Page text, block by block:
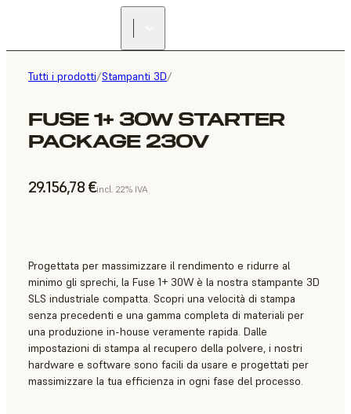
Tutti i prodotti/Stampanti 3D/
FUSE 1+ 30W STARTER
PACKAGE 230V
29.156,78 €incl. 22% IVA
Progettata per massimizzare il rendimento e ridurre al
minimo gli sprechi, la Fuse 1+ 30W è la nostra stampante 3D
SLS industriale compatta. Scopri una velocità di stampa
senza precedenti e una gamma completa di materiali per
una produzione in-house veramente rapida. Dalle
impostazioni di stampa al recupero della polvere, i nostri
hardware e software sono facili da usare e progettati per
massimizzare la tua efficienza in ogni fase del processo.